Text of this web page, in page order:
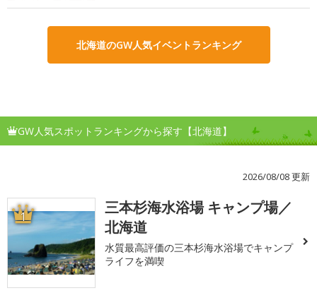
北海道のGW人気イベントランキング
GW人気スポットランキングから探す【北海道】
2026/08/08 更新
1
三本杉海水浴場 キャンプ場／
北海道
水質最高評価の三本杉海水浴場でキャンプ
ライフを満喫